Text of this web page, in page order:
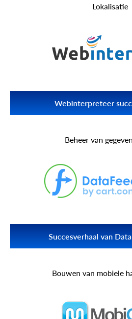
API2Cart heeft bijgedragen aanLokalisatie
Webinterpreteer
API2Cart Webinterpretatie heeft
Lees meer Webinterpretatie
Beheer van
Succesverhaal van
commerceplatforms via API2Cart heeft
Lees meer DataFeedWatch
Bouwen van mobiele